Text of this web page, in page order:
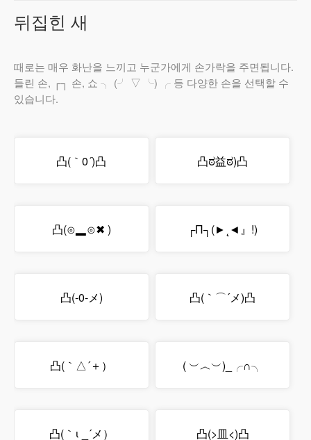
뒤집힌 새
때로는 매우 화난을 느끼고 누군가에게 손가락을 주면됩니다.
들린 손, ┌┐ 손, 쇼 ╮ (╯ ▽ ╰) ╭ 등 다양한 손을 선택할 수
있습니다.
凸(｀0´)凸 凸ಠ益ಠ)凸
凸(⊙▂⊙✖ ) ┌П┐(►˛◄』!)
凸(-0-メ) 凸(｀⌒´メ)凸
凸(｀△´＋） ( ︶︿︶)_╭∩╮
凸(｀ι _´メ） 凸(>皿<)凸